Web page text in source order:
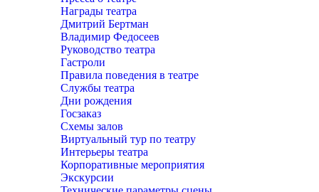
Награды театра
Дмитрий Бертман
Владимир Федосеев
Руководство театра
Гастроли
Правила поведения в театре
Службы театра
Дни рождения
Госзаказ
Схемы залов
Виртуальный тур по театру
Интерьеры театра
Корпоративные мероприятия
Экскурсии